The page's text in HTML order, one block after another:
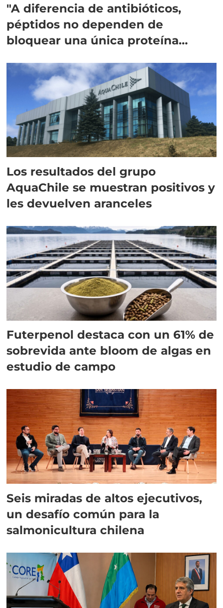
"A diferencia de antibióticos,
péptidos no dependen de
bloquear una única proteína
Los resultados del grupo
AquaChile se muestran positivos y
les devuelven aranceles
Futerpenol destaca con un 61% de
sobrevida ante bloom de algas en
estudio de campo
Seis miradas de altos ejecutivos,
un desafío común para la
salmonicultura chilena